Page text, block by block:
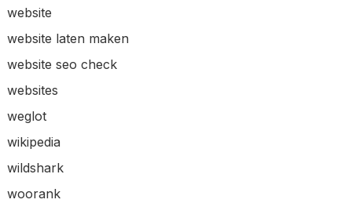
website
website laten maken
website seo check
websites
weglot
wikipedia
wildshark
woorank